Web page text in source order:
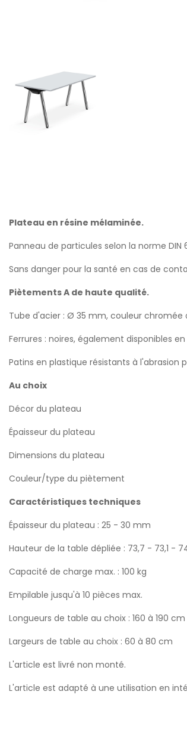
Plateau en résine mélaminée.
Panneau de particules selon la norme
Sans danger pour la santé en cas de
Piètements A de haute qualité.
Tube d'acier : Ø 35 mm, couleur
Ferrures : noires, également disponibles
Patins en plastique résistants à l'abrasion
Au choix
Décor du plateau
Épaisseur du plateau
Dimensions du plateau
Couleur/type du piètement
Caractéristiques techniques
Épaisseur du plateau : 25 - 30 mm
Hauteur de la table dépliée : 73,7 - 73,1 -
Capacité de charge max. : 100 kg
Empilable jusqu'à 10 pièces max.
Longueurs de table au choix : 160 à 190 cm
Largeurs de table au choix : 60 à 80 cm
L'article est livré non monté.
L'article est adapté à une utilisation en